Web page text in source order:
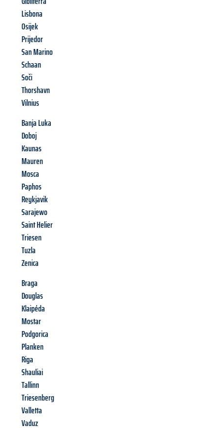
Lisbona
Osijek
Prijedor
San Marino
Schaan
Soči
Thorshavn
Vilnius
Banja Luka
Doboj
Kaunas
Mauren
Mosca
Paphos
Reykjavik
Sarajewo
Saint Helier
Triesen
Tuzla
Zenica
Braga
Douglas
Klaipéda
Mostar
Podgorica
Planken
Riga
Shauliai
Tallinn
Triesenberg
Valletta
Vaduz